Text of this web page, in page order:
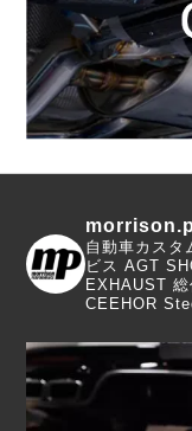
自動車カスタ
ビス AGT
EXHAUST 総
CEEHOR